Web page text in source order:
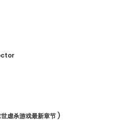
ยุทธ์ และสถานะ
พร่สะพัด
虐杀游戏最新章节 )